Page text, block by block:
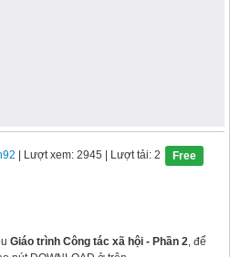
| Lượt xem: 2945 | Lượt tải: 2 Free
Giáo trình Công tác xã hội - Phần 2, để